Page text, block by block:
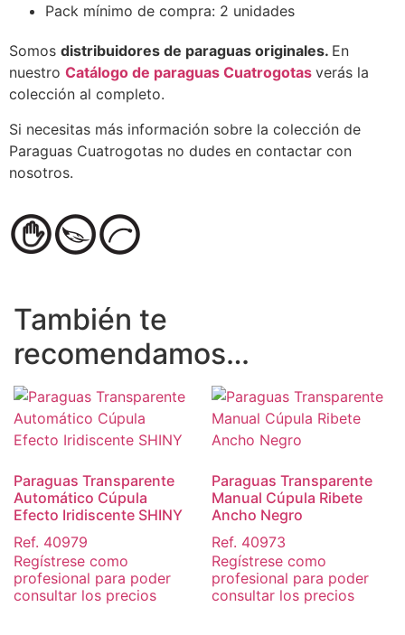
Pack mínimo de compra: 2 unidades
Somos distribuidores de paraguas originales. En
nuestro Catálogo de paraguas Cuatrogotas verás la
colección al completo.
Si necesitas más información sobre la colección de
Paraguas Cuatrogotas no dudes en contactar con
nosotros.
También te
recomendamos…
Paraguas Transparente
Automático Cúpula
Efecto Iridiscente SHINY
Ref. 40979
Regístrese como
profesional para poder
consultar los precios
Paraguas Transparente
Manual Cúpula Ribete
Ancho Negro
Ref. 40973
Regístrese como
profesional para poder
consultar los precios